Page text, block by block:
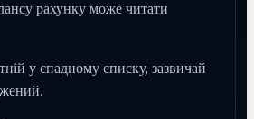
рахунку може читати
у спадному списку, зазвичай